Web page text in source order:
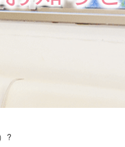
?